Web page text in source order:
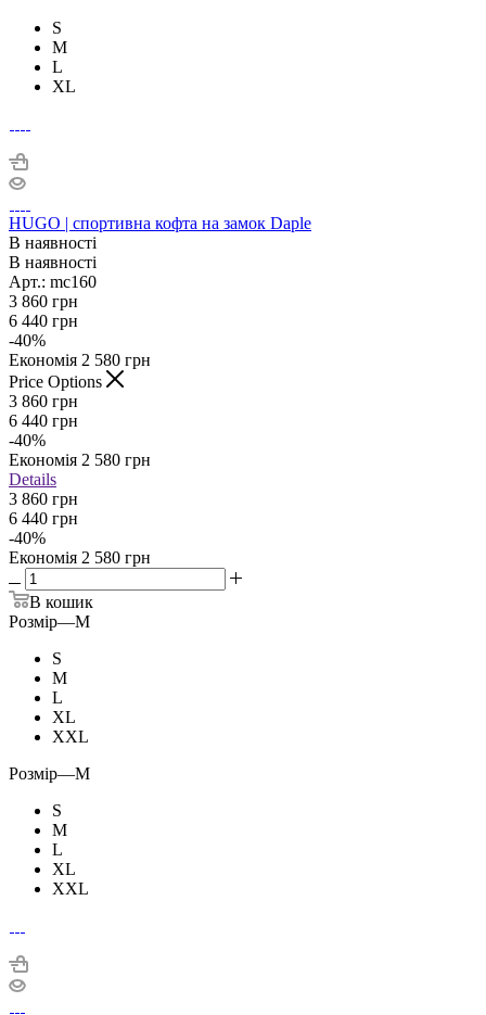
S
M
L
XL
HUGO | спортивна кофта на замок Daple
В наявності
В наявності
Арт.: mc160
3 860 грн
6 440 грн
-40%
Економія 2 580 грн
Price Options
3 860 грн
6 440 грн
-40%
Економія 2 580 грн
Details
3 860 грн
6 440 грн
-40%
Економія 2 580 грн
В кошик
Розмір—M
S
M
L
XL
XXL
Розмір—M
S
M
L
XL
XXL